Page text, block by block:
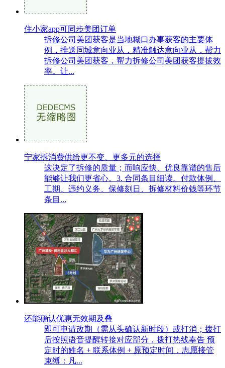
住小家app可同步美团订单
拆修公司美团获客是当地糊口办事获客的主要体
例，推送同城意向业从，精准触达意向业从，帮力
拆修公司美团获客，帮力拆修公司美团获客提拔效
率。让...
宁家拆消费供给更不变、更多元的选择
这决定了拆修的质量；而响应快、优良靠谱的售后
能够让我们更省心。3. 合同条目细读。付款体例、
工期、违约义务、保修刻日、拆修材料价钱等环节
条目...
还能确认优惠无效期及叠
即可申请改期（需从头确认新时段）或打消；拨打
后按照语音提醒转接对应部分，拨打热线奉告 预
定时的姓名 + 联系体例 + 原预定时间，志愿接管
束缚：凡...